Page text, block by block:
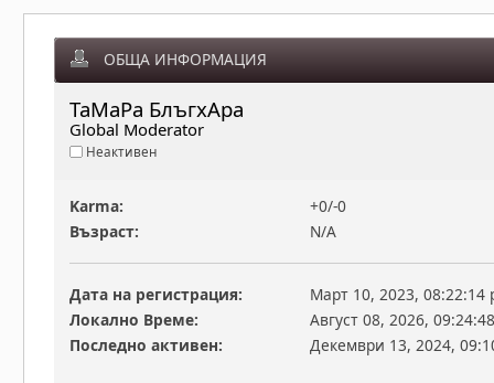
ОБЩА ИНФОРМАЦИЯ
ТаМаРа БлъгхАра
Global Moderator
Неактивен
Karma:
+0/-0
Възраст:
N/A
Дата на регистрация:
Март 10, 2023, 08:22:14
Локално Време:
Август 08, 2026,
Последно активен:
Декември 13, 2024,